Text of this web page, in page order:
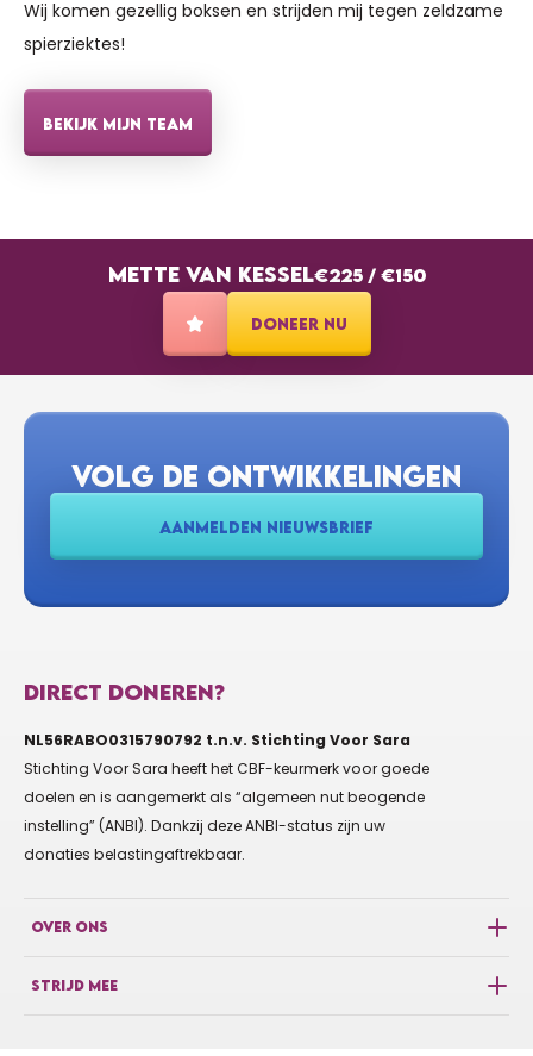
Zet m op, topper!
LADBON KHAJEH
Succes Mette!
Wij komen gezellig boksen en strijden mij tegen zeldzame
spierziektes!
BEKIJK MIJN TEAM
METTE VAN KESSEL€225/ €150
DONEER NU
VOLG DE ONTWIKKELINGEN
AANMELDEN NIEUWSBRIEF
DIRECT DONEREN?
NL56RABO0315790792 t.n.v. Stichting Voor Sara
Stichting Voor Sara heeft het CBF-keurmerk voor goede
doelen en is aangemerkt als “algemeen nut beogende
instelling” (ANBI). Dankzij deze ANBI-status zijn uw
donaties belastingaftrekbaar.
OVER ONS
STRIJD MEE